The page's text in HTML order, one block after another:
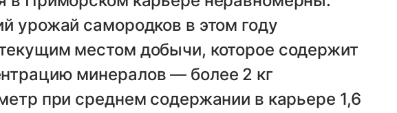
урожай самородков в этом году
местом добычи, которое содержит
минералов — более 2 кг
при среднем содержании в карьере 1,6